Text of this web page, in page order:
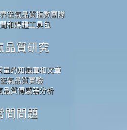
空氣品質指數團隊
和媒體工具包
品質研究
量的知識庫和文章
空氣品質實驗
品質傳感器分析
問問題